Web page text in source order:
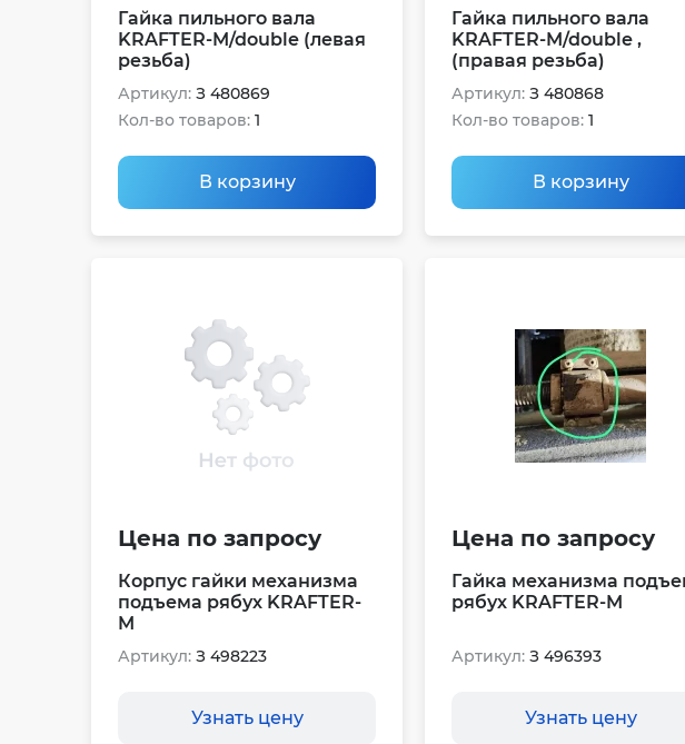
Гайка пильного вала
KRAFTER-M/double (левая
резьба)
Артикул: З 480869
Кол-во товаров: 1
В корзину
Гайка пильного вала
KRAFTER-M/double ,
(правая резьба)
Артикул: З 480868
Кол-во товаров: 1
В корзину
Цена по запросу
Корпус гайки механизма
подъема рябух KRAFTER-
M
Артикул: З 498223
Узнать цену
Цена по запросу
Гайка механизма
рябух KRAFTER-M
Артикул: З 496393
Узнать цену